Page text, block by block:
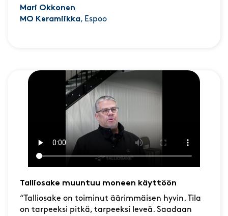
Mari Okkonen
MO Keramiikka, Espoo
Talliosake muuntuu moneen käyttöön
“Talliosake on toiminut äärimmäisen hyvin. Tila
on tarpeeksi pitkä, tarpeeksi leveä. Saadaan